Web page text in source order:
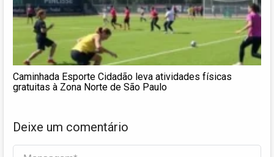
Caminhada Esporte Cidadão leva atividades físicas
gratuitas à Zona Norte de São Paulo
Deixe um comentário